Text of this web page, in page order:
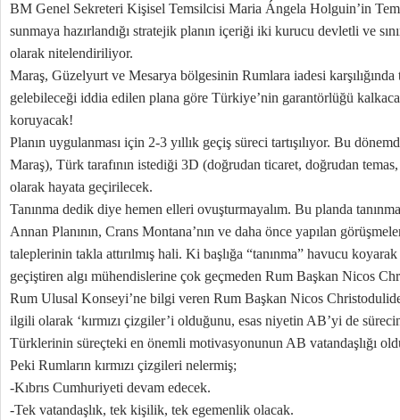
BM Genel Sekreteri Kişisel Temsilcisi Maria Ángela Holguin’in
sunmaya hazırlandığı stratejik planın içeriği iki kurucu devletli ve
olarak nitelendiriliyor.
Maraş, Güzelyurt ve Mesarya bölgesinin Rumlara iadesi karşılığında
gelebileceği iddia edilen plana göre Türkiye’nin garantörlüğü
koruyacak!
Planın uygulanması için 2-3 yıllık geçiş süreci tartışılıyor. Bu
Maraş), Türk tarafının istediği 3D (doğrudan ticaret, doğrudan
olarak hayata geçirilecek.
Tanınma dedik diye hemen elleri ovuşturmayalım. Bu planda
Annan Planının, Crans Montana’nın ve daha önce yapılan
taleplerinin takla attırılmış hali. Ki başlığa “tanınma” havucu
geçiştiren algı mühendislerine çok geçmeden Rum Başkan Nicos
Rum Ulusal Konseyi’ne bilgi veren Rum Başkan Nicos
ilgili olarak ‘kırmızı çizgiler’i olduğunu, esas niyetin AB’yi de
Türklerinin süreçteki en önemli motivasyonunun AB vatandaşlığı
Peki Rumların kırmızı çizgileri nelermiş;
-Kıbrıs Cumhuriyeti devam edecek.
-Tek vatandaşlık, tek kişilik, tek egemenlik olacak.